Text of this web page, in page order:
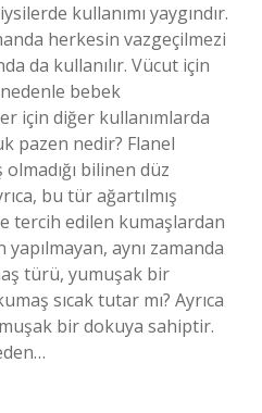
kullanımı yaygındır.
herkesin vazgeçilmezi
da kullanılır. Vücut için
bebek
için diğer kullanımlarda
pazen nedir? Flanel
bilinen düz
bu tür ağartılmış
tercih edilen kumaşlardan
aynı zamanda
türü, yumuşak bir
sıcak tutar mı? Ayrıca
bir dokuya sahiptir.